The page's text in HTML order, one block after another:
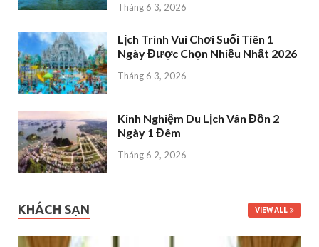
Tháng 6 3, 2026
Lịch Trình Vui Chơi Suối Tiên 1
Ngày Được Chọn Nhiều Nhất 2026
Tháng 6 3, 2026
Kinh Nghiệm Du Lịch Vân Đồn 2
Ngày 1 Đêm
Tháng 6 2, 2026
KHÁCH SẠN VIEW ALL